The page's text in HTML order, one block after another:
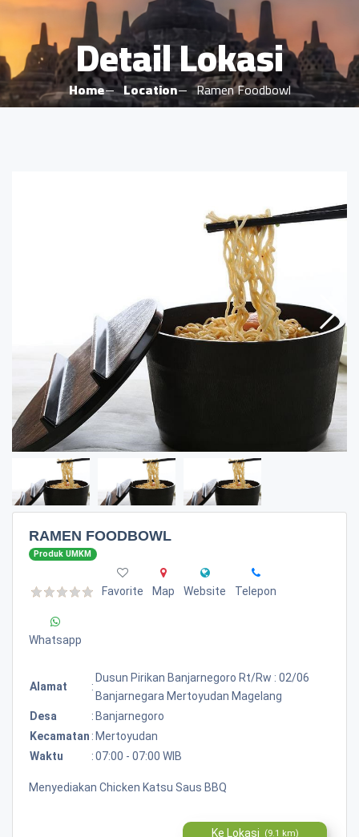
Detail Lokasi
Home Location Ramen Foodbowl
RAMEN FOODBOWL
Produk UMKM
Favorite Map Website Telepon
Whatsapp
Alamat :
Dusun Pirikan Banjarnegoro Rt/rw : 02/06
Banjarnegara Mertoyudan Magelang
Desa
: Banjarnegoro
Kecamatan : Mertoyudan
Waktu
:07:00 - 07:00 WIB
Menyediakan Chicken Katsu Saus BBQ
Ke Lokasi (9.1 km)